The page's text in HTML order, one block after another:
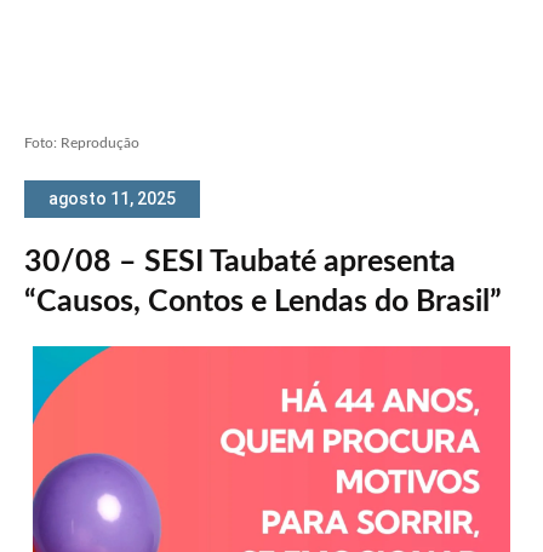
Foto: Reprodução
agosto 11, 2025
30/08 – SESI Taubaté apresenta
“Causos, Contos e Lendas do Brasil”